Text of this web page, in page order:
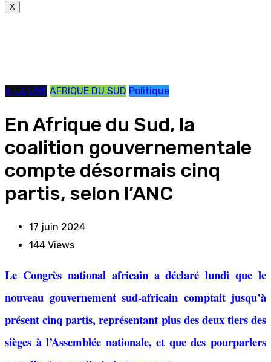
X
A LA UNE AFRIQUE DU SUD Politique
En Afrique du Sud, la
coalition gouvernementale
compte désormais cinq
partis, selon l’ANC
17 juin 2024
144 Views
Le Congrès national africain a déclaré lundi que le
nouveau gouvernement sud-africain comptait jusqu’à
présent cinq partis, représentant plus des deux tiers des
sièges à l’Assemblée nationale, et que des pourparlers